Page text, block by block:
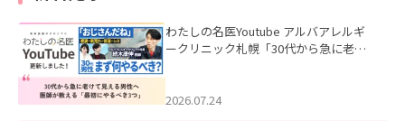
わたしの名医Youtube アルバアレルギ
ークリニック札幌「30代から急に老け
た。
2026.07.24